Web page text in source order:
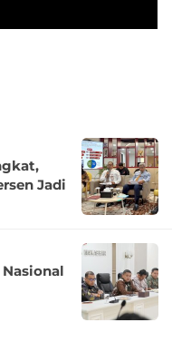
Jadi